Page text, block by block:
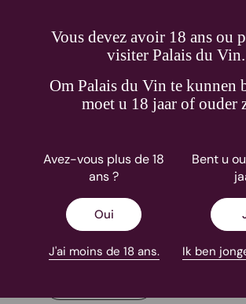
Vous devez avoir 18 ans ou
visiter Palais du Vin.
Om Palais du Vin te kunnen
moet u 18 jaar of ouder
Avez-vous plus de 18
ans ?
Oui
J'ai moins de 18 ans.
Bent u
Ik ben
La région
AMSTERDAM